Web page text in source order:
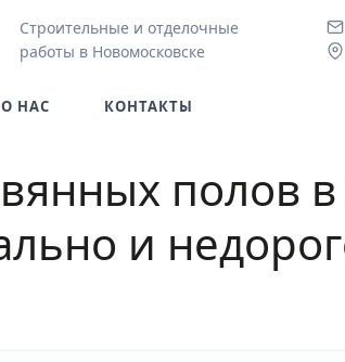
Строительные и отделочные
работы в Новомосковске
О НАС КОНТАКТЫ
полов
и